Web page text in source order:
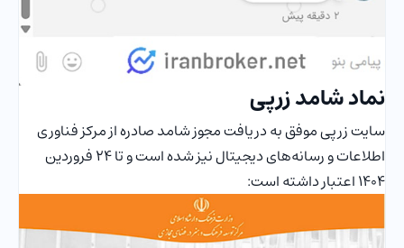
نماد شامد زرپی
سایت زرپی موفق به دریافت مجوز شامد صادره از مرکز فناوری
اطلاعات و رسانه‌های دیجیتال نیز شده است و تا 24 فروردین
1404 اعتبار داشته است: